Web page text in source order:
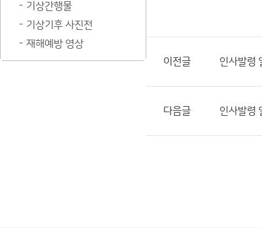
기상간행물
기상기후 사진전
재해예방 영상
이전글 인사발령
다음글 인사발